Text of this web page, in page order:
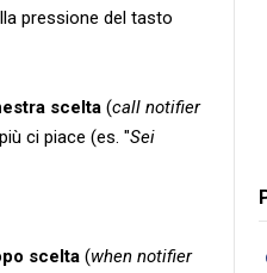
pressione del tasto
scelta (call notifier
ci piace (es. "Sei
scelta (when notifier